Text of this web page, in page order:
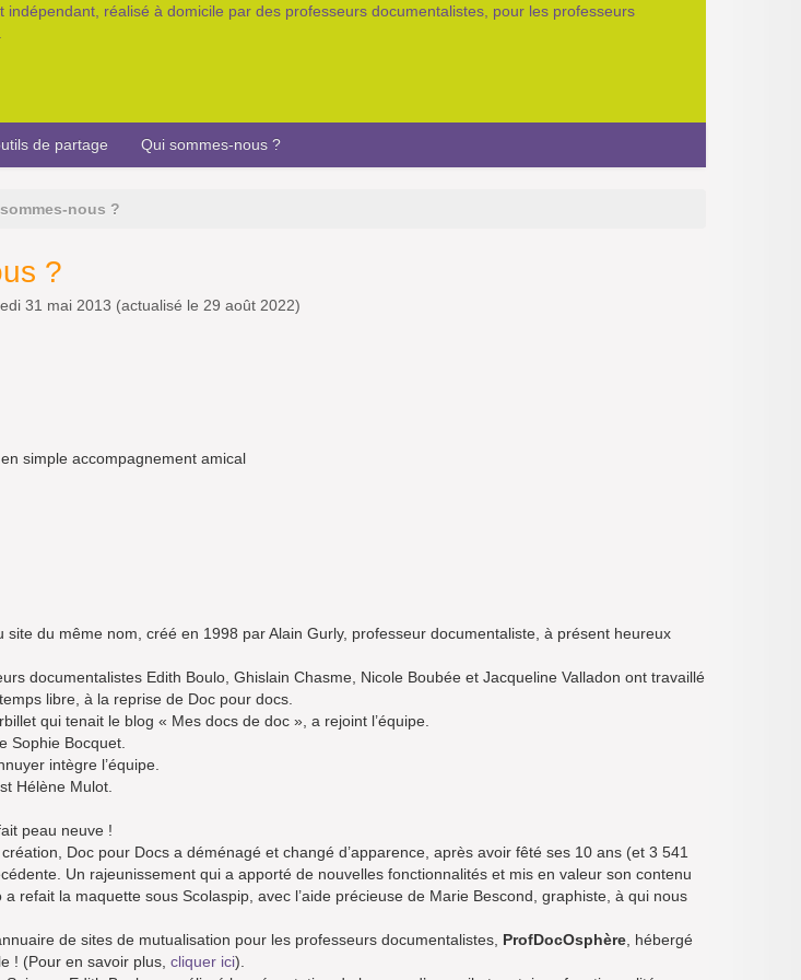
indépendant, réalisé à domicile par des professeurs documentalistes, pour les professeurs
de partage Qui sommes-nous ?
nous ?
?
31 mai 2013 (actualisé le 29 août 2022)
simple accompagnement amical
site du même nom, créé en 1998 par Alain Gurly, professeur documentaliste, à présent heureux
documentalistes Edith Boulo, Ghislain Chasme, Nicole Boubée et Jacqueline Valladon ont travaillé
libre, à la reprise de Doc pour docs.
qui tenait le blog « Mes docs de doc », a rejoint l’équipe.
Sophie Bocquet.
intègre l’équipe.
Hélène Mulot.
peau neuve !
Doc pour Docs a déménagé et changé d’apparence, après avoir fêté ses 10 ans (et 3 541
Un rajeunissement qui a apporté de nouvelles fonctionnalités et mis en valeur son contenu
refait la maquette sous Scolaspip, avec l’aide précieuse de Marie Bescond, graphiste, à qui nous
de sites de mutualisation pour les professeurs documentalistes, ProfDocOsphère, hébergé
! (Pour en savoir plus, cliquer ici).